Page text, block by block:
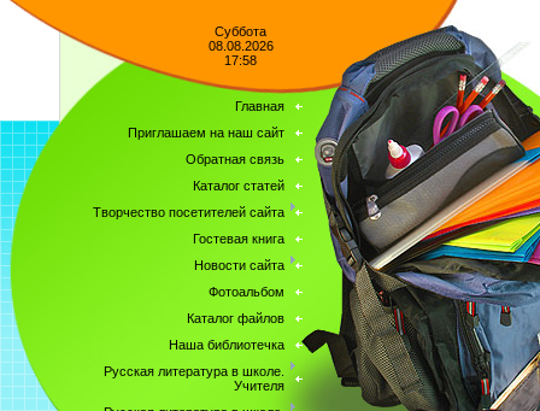
Суббота
08.08.2026
17:58
Главная
Приглашаем на наш сайт
Обратная связь
Каталог статей
Творчество посетителей сайта
Гостевая книга
Новости сайта
Фотоальбом
Каталог файлов
Наша библиотечка
Русская литература в школе.
Учителя